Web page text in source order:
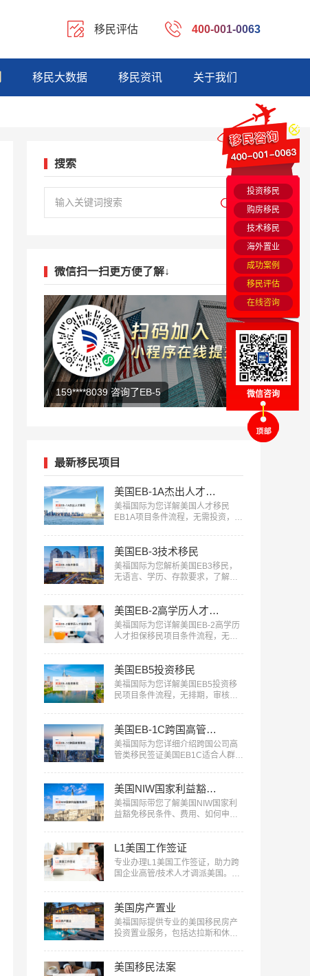
移民评估 400-001-0063
移民大数据 移民资讯 关于我们
搜索
微信扫一扫更方便了解↓
182****6651 加入人才移民群
最新移民项目
美国EB-1A杰出人才移民
美福国际为您详解美国人才移民
EB1A项目条件流程，无需投资，审
美国EB-3技术移民
美福国际为您解析美国EB3移民，
无语言、学历、存款要求，了解申
美国EB-2高学历人才担保移民
美福国际为您详解美国EB-2高学历
人才担保移民项目条件流程，无需
美国EB5投资移民
美福国际为您详解美国EB5投资移
民项目条件流程，无排期，审核
美国EB-1C跨国高管移民
美福国际为您详细介绍跨国公司高
管类移民签证美国EB1C适合人群、
美国NIW国家利益豁免移民
美福国际带您了解美国NIW国家利
益豁免移民条件、费用、如何申请
L1美国工作签证
专业办理L1美国工作签证，助力跨
国企业高管/技术人才调派美国。美
等。立即咨询：400-001-0063，开
启您的跨国职业之旅！…
美国房产置业
美福国际提供专业的美国移民房产
投资置业服务，包括达拉斯和休斯
产增值：400-001-0063…
美国移民法案
投资移民
购房移民
技术移民
海外置业
成功案例
移民评估
在线咨询
微信咨询